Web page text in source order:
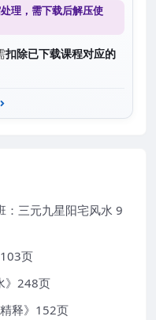
理，需下载后解压使
扣除已下载课程对应的
：三元九星阳宅风水 9
页
》248页
释》152页